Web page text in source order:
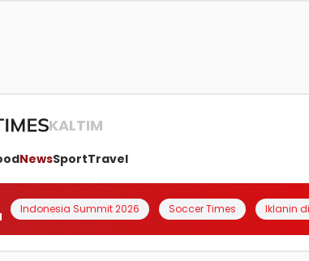
KALTIM
NewsSportTravel
Indonesia Summit 2026 Soccer Times Iklanin di